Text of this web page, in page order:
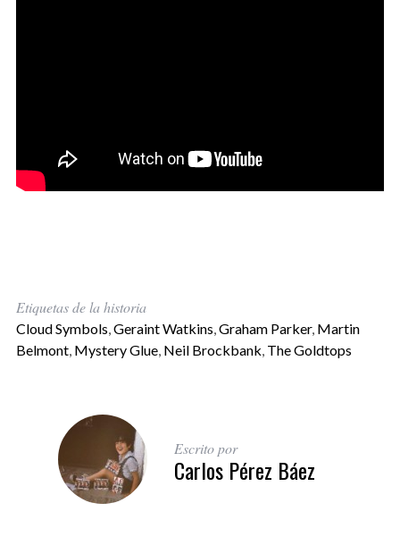
Etiquetas de la historia
Cloud Symbols,Geraint Watkins,Graham Parker, Martin
Belmont, Mystery Glue, Neil Brockbank, The Goldtops
Escrito por
Carlos Pérez Báez